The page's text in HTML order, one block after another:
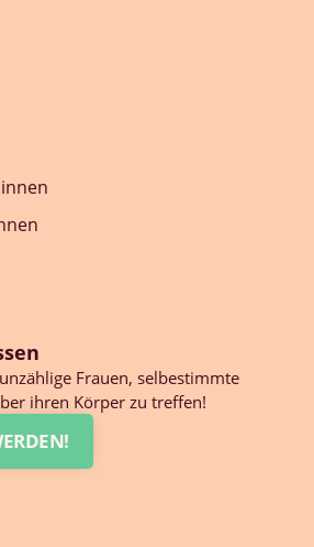
Frauen, selbestimmte
ihren Körper zu treffen!